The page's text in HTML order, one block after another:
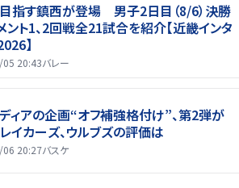
指す鎮西が登場 男子2日目（8/6）決勝
ント1、2回戦全21試合を紹介【近畿インタ
】
20:43バレー
ィアの企画“オフ補強格付け”、第2弾が
イカーズ、ウルブズの評価は
20:27バスケ